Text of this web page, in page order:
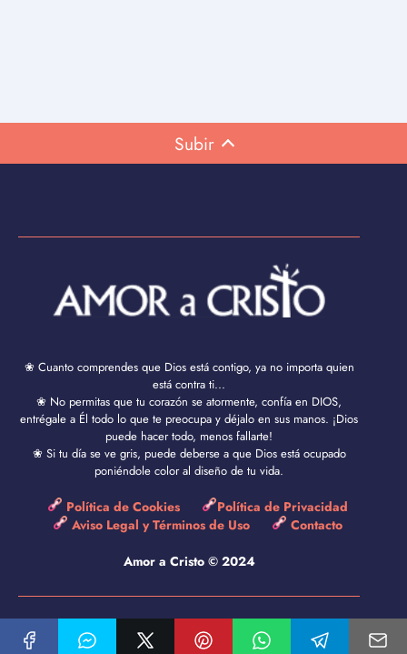
Subir
❀ Cuanto comprendes que Dios está contigo, ya no importa quien
está contra ti...
❀ No permitas que tu corazón se atormente, confía en DIOS,
entrégale a Él todo lo que te preocupa y déjalo en sus manos. ¡Dios
puede hacer todo, menos fallarte!
❀ Si tu día se ve gris, puede deberse a que Dios está ocupado
poniéndole color al diseño de tu vida.
Política de Cookies
Política de Privacidad
Aviso Legal y Términos de Uso
Contacto
Amor a Cristo © 2024